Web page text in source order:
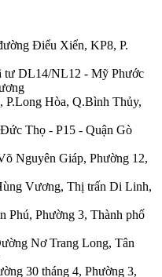
Điểu Xiển, KP8, P.
tư DL14/NL12 - Mỹ Phước
Hòa, Q.Bình Thủy,
Thọ - P15 - Quận Gò
Nguyên Giáp, Phường 12,
Vương, Thị trấn Di Linh,
Phường 3, Thành phố
Nơ Trang Long, Tân
30 tháng 4, Phường 3,